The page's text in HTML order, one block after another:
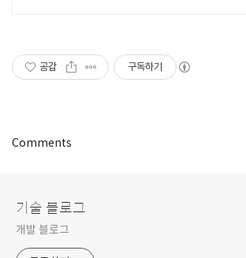
공감 구독하기
Comments
기술 블로그
개발 블로그